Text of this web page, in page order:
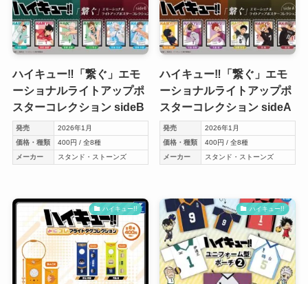
ハイキュー‼「繋ぐ」エモ
ーショナルライトアップポ
スターコレクション sideB
発売
2026年1月
価格・種類
400円 / 全8種
メーカー
スタンド・ストーンズ
ハイキュー‼「繋ぐ」エモ
ーショナルライトアップポ
スターコレクション sideA
発売
2026年1月
価格・種類
400円 / 全8種
メーカー
スタンド・ストーンズ
ハイキュー!! ハイキュー!!